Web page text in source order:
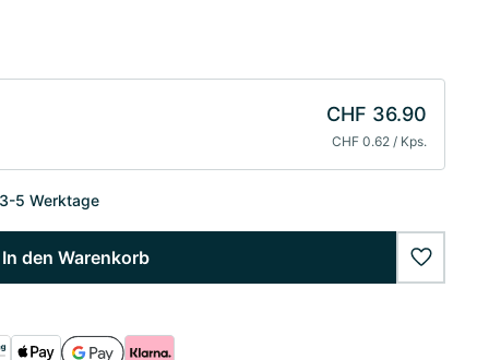
CHF 36.90
CHF 0.62 / Kps.
5 Werktage
In den Warenkorb